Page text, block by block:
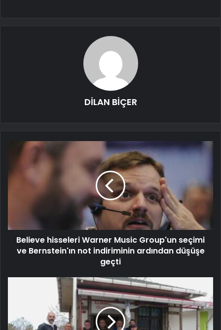
DİLAN BİÇER
Believe hisseleri Warner Music Group'un seçimi
ve Bernstein'ın not indiriminin ardından düşüşe
geçti